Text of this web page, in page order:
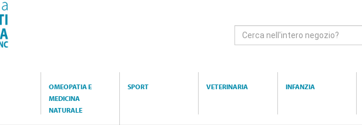
Cerca
OMEOPATIA E
MEDICINA
NATURALE
SPORT VETERINARIA INFANZIA